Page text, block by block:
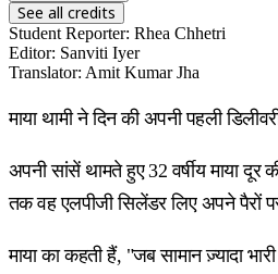
See all credits
Student Reporter: Rhea Chhetri
Editor: Sanviti Iyer
Translator: Amit Kumar Jha
माया थामी ने दिन की अपनी पहली
अपनी सांसें थामते हुए 32 वर्षीय माया
तक वह एलपीजी सिलेंडर लिए अपने पैरों
माया का कहती हैं, "जब सामान ज़्यादा